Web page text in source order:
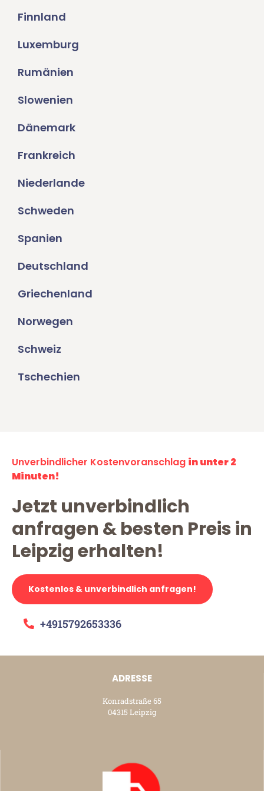
Finnland
Luxemburg
Rumänien
Slowenien
Dänemark
Frankreich
Niederlande
Schweden
Spanien
Deutschland
Griechenland
Norwegen
Schweiz
Tschechien
Unverbindlicher Kostenvoranschlag in unter 2
Minuten!
Jetzt unverbindlich
anfragen & besten Preis in
Leipzig erhalten!
Kostenlos & unverbindlich anfragen!
+4915792653336
ADRESSE
Konradstraße 65
04315 Leipzig